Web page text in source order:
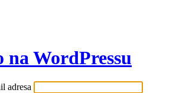
na WordPressu
adresa